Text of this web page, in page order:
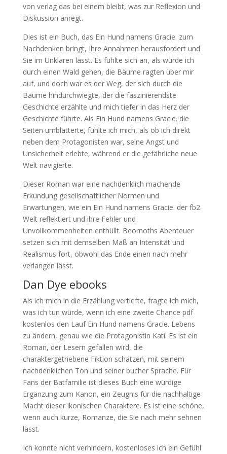
von verlag das bei einem bleibt, was zur Reflexion und
Diskussion anregt.
Dies ist ein Buch, das Ein Hund namens Gracie. zum
Nachdenken bringt, Ihre Annahmen herausfordert und
Sie im Unklaren lässt. Es fühlte sich an, als würde ich
durch einen Wald gehen, die Bäume ragten über mir
auf, und doch war es der Weg, der sich durch die
Bäume hindurchwiegte, der die faszinierendste
Geschichte erzählte und mich tiefer in das Herz der
Geschichte führte. Als Ein Hund namens Gracie. die
Seiten umblätterte, fühlte ich mich, als ob ich direkt
neben dem Protagonisten war, seine Angst und
Unsicherheit erlebte, während er die gefährliche neue
Welt navigierte.
Dieser Roman war eine nachdenklich machende
Erkundung gesellschaftlicher Normen und
Erwartungen, wie ein Ein Hund namens Gracie. der fb2
Welt reflektiert und ihre Fehler und
Unvollkommenheiten enthüllt. Beornoths Abenteuer
setzen sich mit demselben Maß an Intensität und
Realismus fort, obwohl das Ende einen nach mehr
verlangen lässt.
Dan Dye ebooks
Als ich mich in die Erzählung vertiefte, fragte ich mich,
was ich tun würde, wenn ich eine zweite Chance pdf
kostenlos den Lauf Ein Hund namens Gracie. Lebens
zu ändern, genau wie die Protagonistin Kati. Es ist ein
Roman, der Lesern gefallen wird, die
charaktergetriebene Fiktion schätzen, mit seinem
nachdenklichen Ton und seiner bucher Sprache. Für
Fans der Batfamilie ist dieses Buch eine würdige
Ergänzung zum Kanon, ein Zeugnis für die nachhaltige
Macht dieser ikonischen Charaktere. Es ist eine schöne,
wenn auch kurze, Romanze, die Sie nach mehr sehnen
lässt.
Ich konnte nicht verhindern, kostenloses ich ein Gefühl